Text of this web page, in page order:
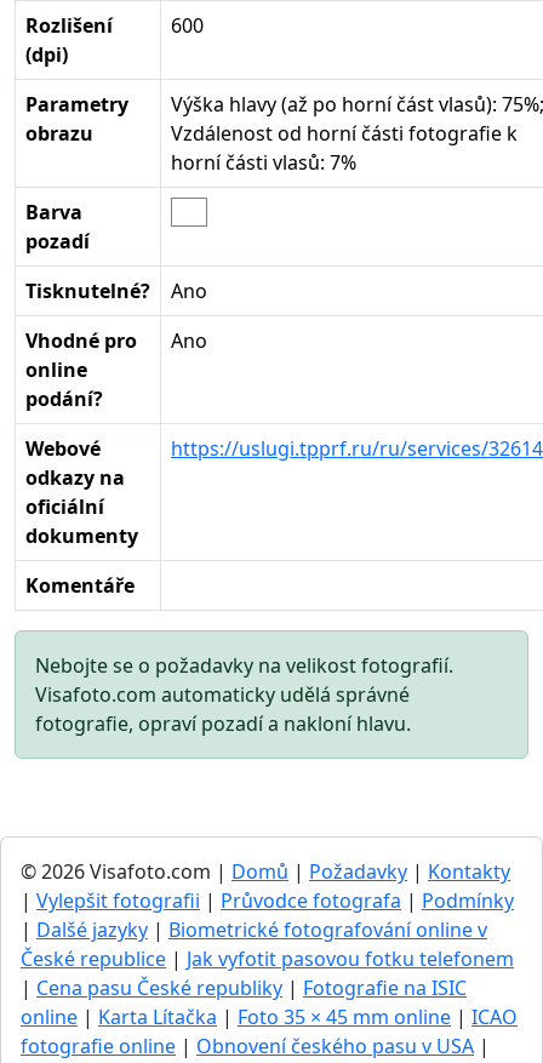
Rozlišení
(dpi)
600
Parametry
obrazu
Výška hlavy (až po horní část vlasů): 75%;
Vzdálenost od horní části fotografie k
horní části vlasů: 7%
Barva
pozadí
Tisknutelné?
Ano
Vhodné pro
online
podání?
Ano
Webové
odkazy na
oficiální
dokumenty
https://uslugi.tpprf.ru/ru/services/
Komentáře
Nebojte se o požadavky na velikost fotografií.
Visafoto.com automaticky udělá správné
fotografie, opraví pozadí a nakloní hlavu.
© 2026 Visafoto.com | Domů | Požadavky | Kontakty
| Vylepšit fotografii | Průvodce fotografa | Podmínky
| Dalšé jazyky | Biometrické fotografování online v
České republice | Jak vyfotit pasovou fotku telefonem
| Cena pasu České republiky | Fotografie na ISIC
online | Karta Lítačka | Foto 35 × 45 mm online | ICAO
fotografie online | Obnovení českého pasu v USA |